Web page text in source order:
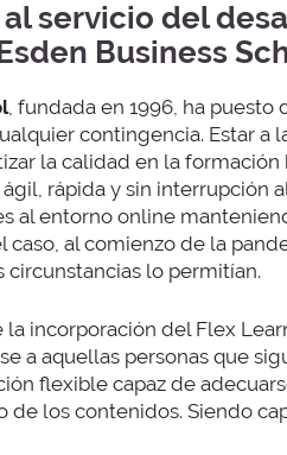
servicio del
Business
, fundada en 1996, ha puesto
contingencia. Estar
la calidad en la
rápida y sin interrupción
al entorno online
al comienzo de la
circunstancias lo permitían.
la incorporación del Flex
a aquellas personas que
flexible capaz de
de los contenidos. Siendo